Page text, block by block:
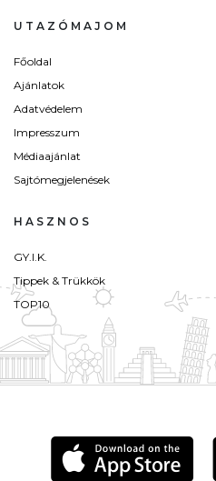
UTAZÓMAJOM
Főoldal
Ajánlatok
Adatvédelem
Impresszum
Médiaajánlat
Sajtómegjelenések
HASZNOS
GY.I.K.
Tippek & Trükkök
TOP10